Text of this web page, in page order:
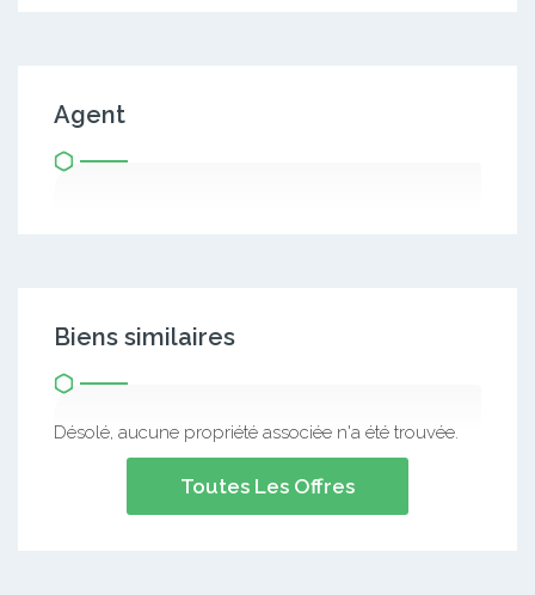
Agent
Biens similaires
Désolé, aucune propriété associée n'a été trouvée.
Toutes Les Offres